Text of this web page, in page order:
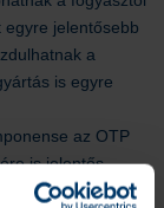
jelentősebb
a
is egyre
az OTP
is jelentős